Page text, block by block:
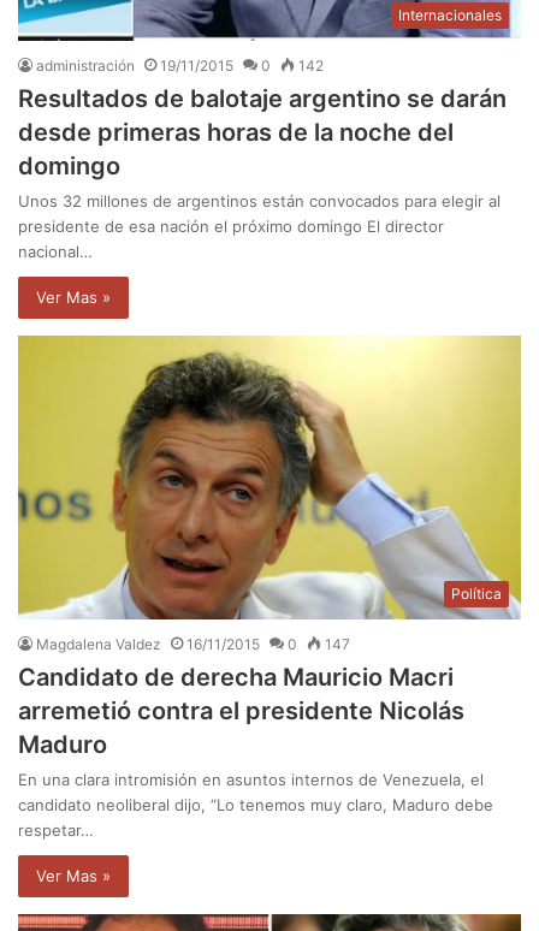
Internacionales
administración 19/11/2015 0 142
Resultados de balotaje argentino se darán
desde primeras horas de la noche del
domingo
Unos 32 millones de argentinos están convocados para elegir al
presidente de esa nación el próximo domingo El director
nacional…
Ver Mas »
Política
Magdalena Valdez 16/11/2015 0 147
Candidato de derecha Mauricio Macri
arremetió contra el presidente Nicolás
Maduro
En una clara intromisión en asuntos internos de Venezuela, el
candidato neoliberal dijo, “Lo tenemos muy claro, Maduro debe
respetar…
Ver Mas »